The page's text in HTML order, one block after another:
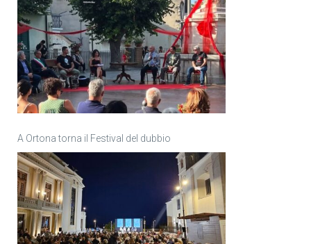
A Ortona torna il Festival del dubbio